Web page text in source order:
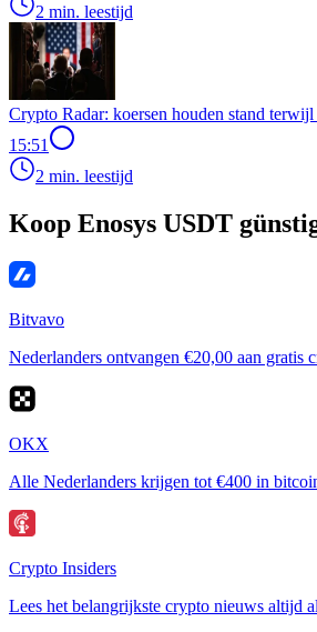
2 min. leestijd
Crypto Radar: koersen houden stand
15:51
2 min. leestijd
Koop Enosys USDT
Bitvavo
Nederlanders ontvangen €20,00 aan gratis
OKX
Alle Nederlanders krijgen tot €400 in
Crypto Insiders
Lees het belangrijkste crypto nieuws altijd